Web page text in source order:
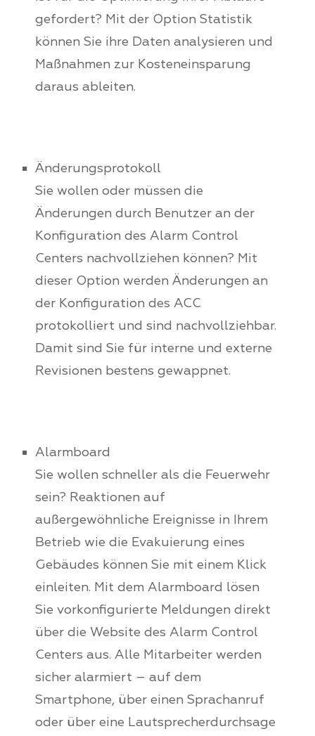
gefordert? Mit der Option Statistik
können Sie ihre Daten analysieren und
Maßnahmen zur Kosteneinsparung
daraus ableiten.
Änderungsprotokoll
Sie wollen oder müssen die
Änderungen durch Benutzer an der
Konfiguration des Alarm Control
Centers nachvollziehen können? Mit
dieser Option werden Änderungen an
der Konfiguration des ACC
protokolliert und sind nachvollziehbar.
Damit sind Sie für interne und externe
Revisionen bestens gewappnet.
Alarmboard
Sie wollen schneller als die Feuerwehr
sein? Reaktionen auf
außergewöhnliche Ereignisse in Ihrem
Betrieb wie die Evakuierung eines
Gebäudes können Sie mit einem Klick
einleiten. Mit dem Alarmboard lösen
Sie vorkonfigurierte Meldungen direkt
über die Website des Alarm Control
Centers aus. Alle Mitarbeiter werden
sicher alarmiert – auf dem
Smartphone, über einen Sprachanruf
oder über eine Lautsprecherdurchsage